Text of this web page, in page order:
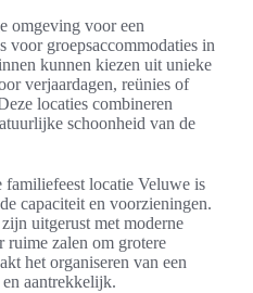
omgeving voor een
voor groepsaccommodaties in
kunnen kiezen uit unieke
verjaardagen, reünies of
locaties combineren
schoonheid van de
familiefeest locatie Veluwe is
capaciteit en voorzieningen.
uitgerust met moderne
ruime zalen om grotere
het organiseren van een
aantrekkelijk.